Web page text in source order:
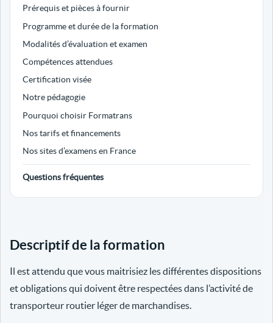
Prérequis et pièces à fournir
Programme et durée de la formation
Modalités d’évaluation et examen
Compétences attendues
Certification visée
Notre pédagogie
Pourquoi choisir Formatrans
Nos tarifs et financements
Nos sites d’examens en France
Questions fréquentes
Descriptif de la formation
Il est attendu que vous maitrisiez les différentes dispositions
et obligations qui doivent être respectées dans l’activité de
transporteur routier léger de marchandises.